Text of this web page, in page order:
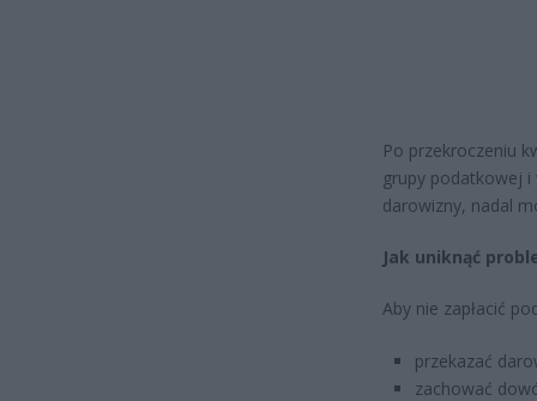
Po przekroczeniu
grupy podatkowej i
darowizny, nadal
Jak uniknąć
Aby nie zapłacić
przekazać
zachować